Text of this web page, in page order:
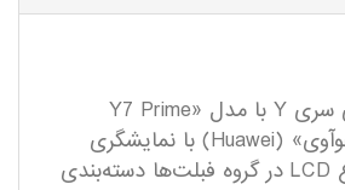
جدیدترین گوشی سری Y با مدل «Y7 Prime
2019» از برند «هوآوی» (Huawei) با نمایشگری
۶.۲۶اینچی از نوع LCD در گروه فبلت‌ها دسته‌بندی